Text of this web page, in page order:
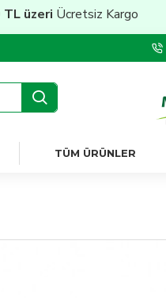
Ücretsiz Kargo
TÜM ÜRÜNLER